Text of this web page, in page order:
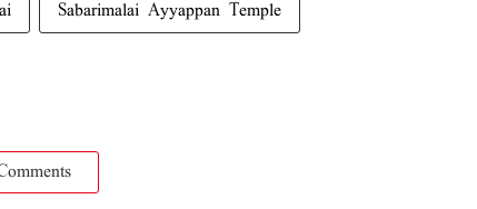
Sabarimalai Ayyappan Temple